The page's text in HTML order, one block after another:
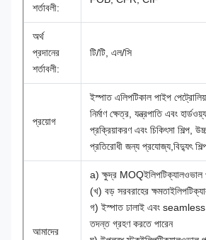
শর্তাবলী:
অর্থ
প্রদানের
শর্তাবলী:
টি/টি, এল/সি
প্রয়োগ
ইস্পাত এলিপটিকাল পাইপ
নির্মাণ ক্ষেত্র, যন্ত্রপাতি এবং
প্রক্রিয়াকরণ এবং চিকিৎসা শিল্প,
প্রতিরোধী জন্য প্রযোজ্য,বিদ্যুৎ
আমাদের
a) ক্ষুদ্র MOQইলিপটিক্যালওভাল
(খ) বড় সরবরাহের ক্ষমতাইলিপটি
গ) ইস্পাত ঢালাই এবং
তদন্ত গ্রহণ করতে পারেন